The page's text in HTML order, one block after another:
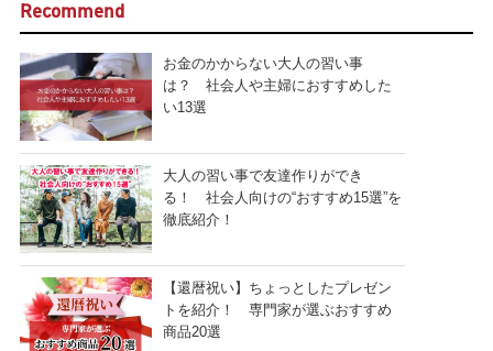
Recommend
お金のかからない大人の習い事
は？ 社会人や主婦におすすめした
い13選
大人の習い事で友達作りができ
る！ 社会人向けの“おすすめ15選”を
徹底紹介！
【還暦祝い】ちょっとしたプレゼン
トを紹介！ 専門家が選ぶおすすめ
商品20選